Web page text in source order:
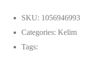
SKU: 1056946993
Categories: Kelim
Tags: